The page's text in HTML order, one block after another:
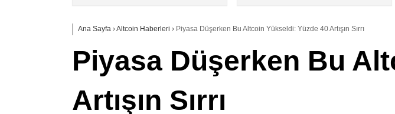
Ana Sayfa ›Altcoin Haberleri › Piyasa Düşerken Bu Altcoin Yükseldi: Yüzde 40 Artışın Sırrı
Piyasa Düşerken Bu
Artışın Sırrı